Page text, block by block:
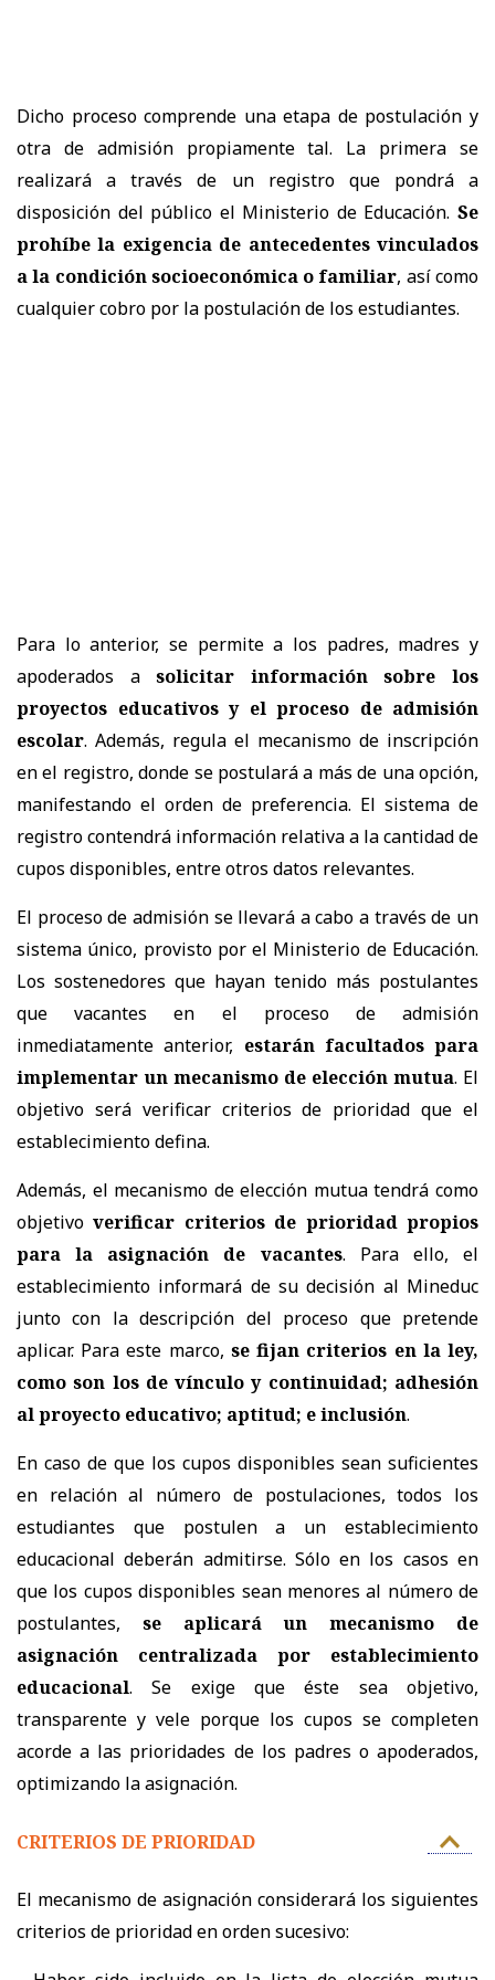
Dicho proceso comprende una etapa de postulación y
otra de admisión propiamente tal. La primera se
realizará a través de un registro que pondrá a
disposición del público el Ministerio de Educación. Se
prohíbe la exigencia de antecedentes vinculados
a la condición socioeconómica o familiar, así como
cualquier cobro por la postulación de los estudiantes.
Para lo anterior, se permite a los padres, madres y
apoderados asolicitar información sobre los
proyectos educativos y el proceso de admisión
escolar. Además, regula el mecanismo de inscripción
en el registro, donde se postulará a más de una opción,
manifestando el orden de preferencia. El sistema de
registro contendrá información relativa a la cantidad de
cupos disponibles, entre otros datos relevantes.
El proceso de admisión se llevará a cabo a través de un
sistema único, provisto por el Ministerio de Educación.
Los sostenedores que hayan tenido más postulantes
que vacantes en el proceso de admisión
inmediatamente anterior, estarán facultados para
implementar un mecanismo de elección mutua. El
objetivo será verificar criterios de prioridad que el
establecimiento defina.
Además, el mecanismo de elección mutua tendrá como
objetivo verificar criterios de prioridad propios
para la asignación de vacantes. Para ello, el
establecimiento informará de su decisión al Mineduc
junto con la descripción del proceso que pretende
aplicar. Para este marco, se fijan criterios en la ley,
como son los de vínculo y continuidad; adhesión
al proyecto educativo; aptitud; e inclusión.
En caso de que los cupos disponibles sean suficientes
en relación al número de postulaciones, todos los
estudiantes que postulen a un establecimiento
educacional deberán admitirse. Sólo en los casos en
que los cupos disponibles sean menores al número de
postulantes, se aplicará un mecanismo de
asignación centralizada por establecimiento
educacional. Se exige que éste sea objetivo,
transparente y vele porque los cupos se completen
acorde a las prioridades de los padres o apoderados,
optimizando la asignación.
CRITERIOS DE PRIORIDAD
El mecanismo de asignación considerará los siguientes
criterios de prioridad en orden sucesivo: